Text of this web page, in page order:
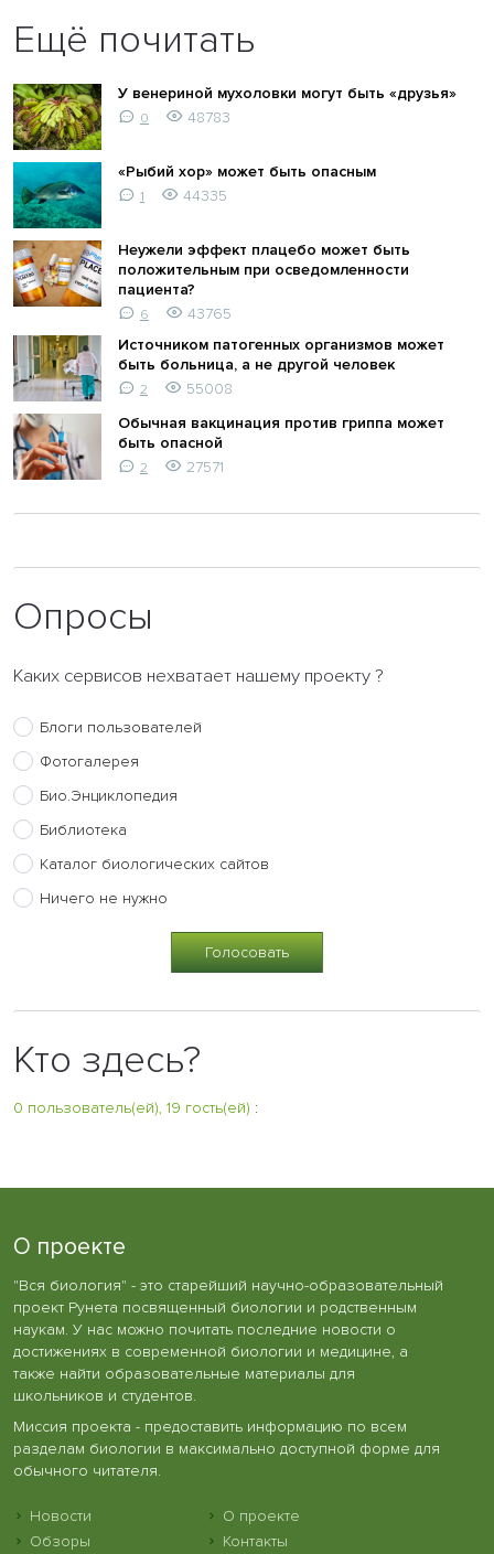
Ещё почитать
У венериной мухоловки могут быть «друзья»
0 48783
«Рыбий хор» может быть опасным
1 44335
Неужели эффект плацебо может быть
положительным при осведомленности
пациента?
6
43765
Источником патогенных организмов может
быть больница, а не другой человек
2
55008
Обычная вакцинация против гриппа может
быть опасной
2 27571
Опросы
Каких сервисов нехватает нашему проекту ?
Блоги пользователей
Фотогалерея
Био.Энциклопедия
Библиотека
Каталог биологических сайтов
Ничего не нужно
Кто здесь?
0 пользователь(ей), 19 гость(ей) :
О проекте
"Вся биология" - это старейший научно-образовательный
проект Рунета посвященный биологии и родственным
наукам. У нас можно почитать последние новости о
достижениях в современной биологии и медицине, а
также найти образовательные материалы для
школьников и студентов.
Миссия проекта - предоставить информацию по всем
разделам биологии в максимально доступной форме для
обычного читателя.
Новости
Обзоры
О проекте
Контакты